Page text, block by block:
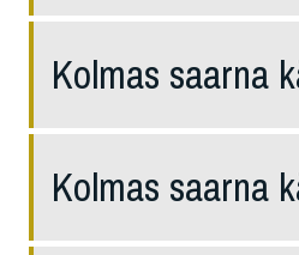
Kolmas saarna
Kolmas saarna